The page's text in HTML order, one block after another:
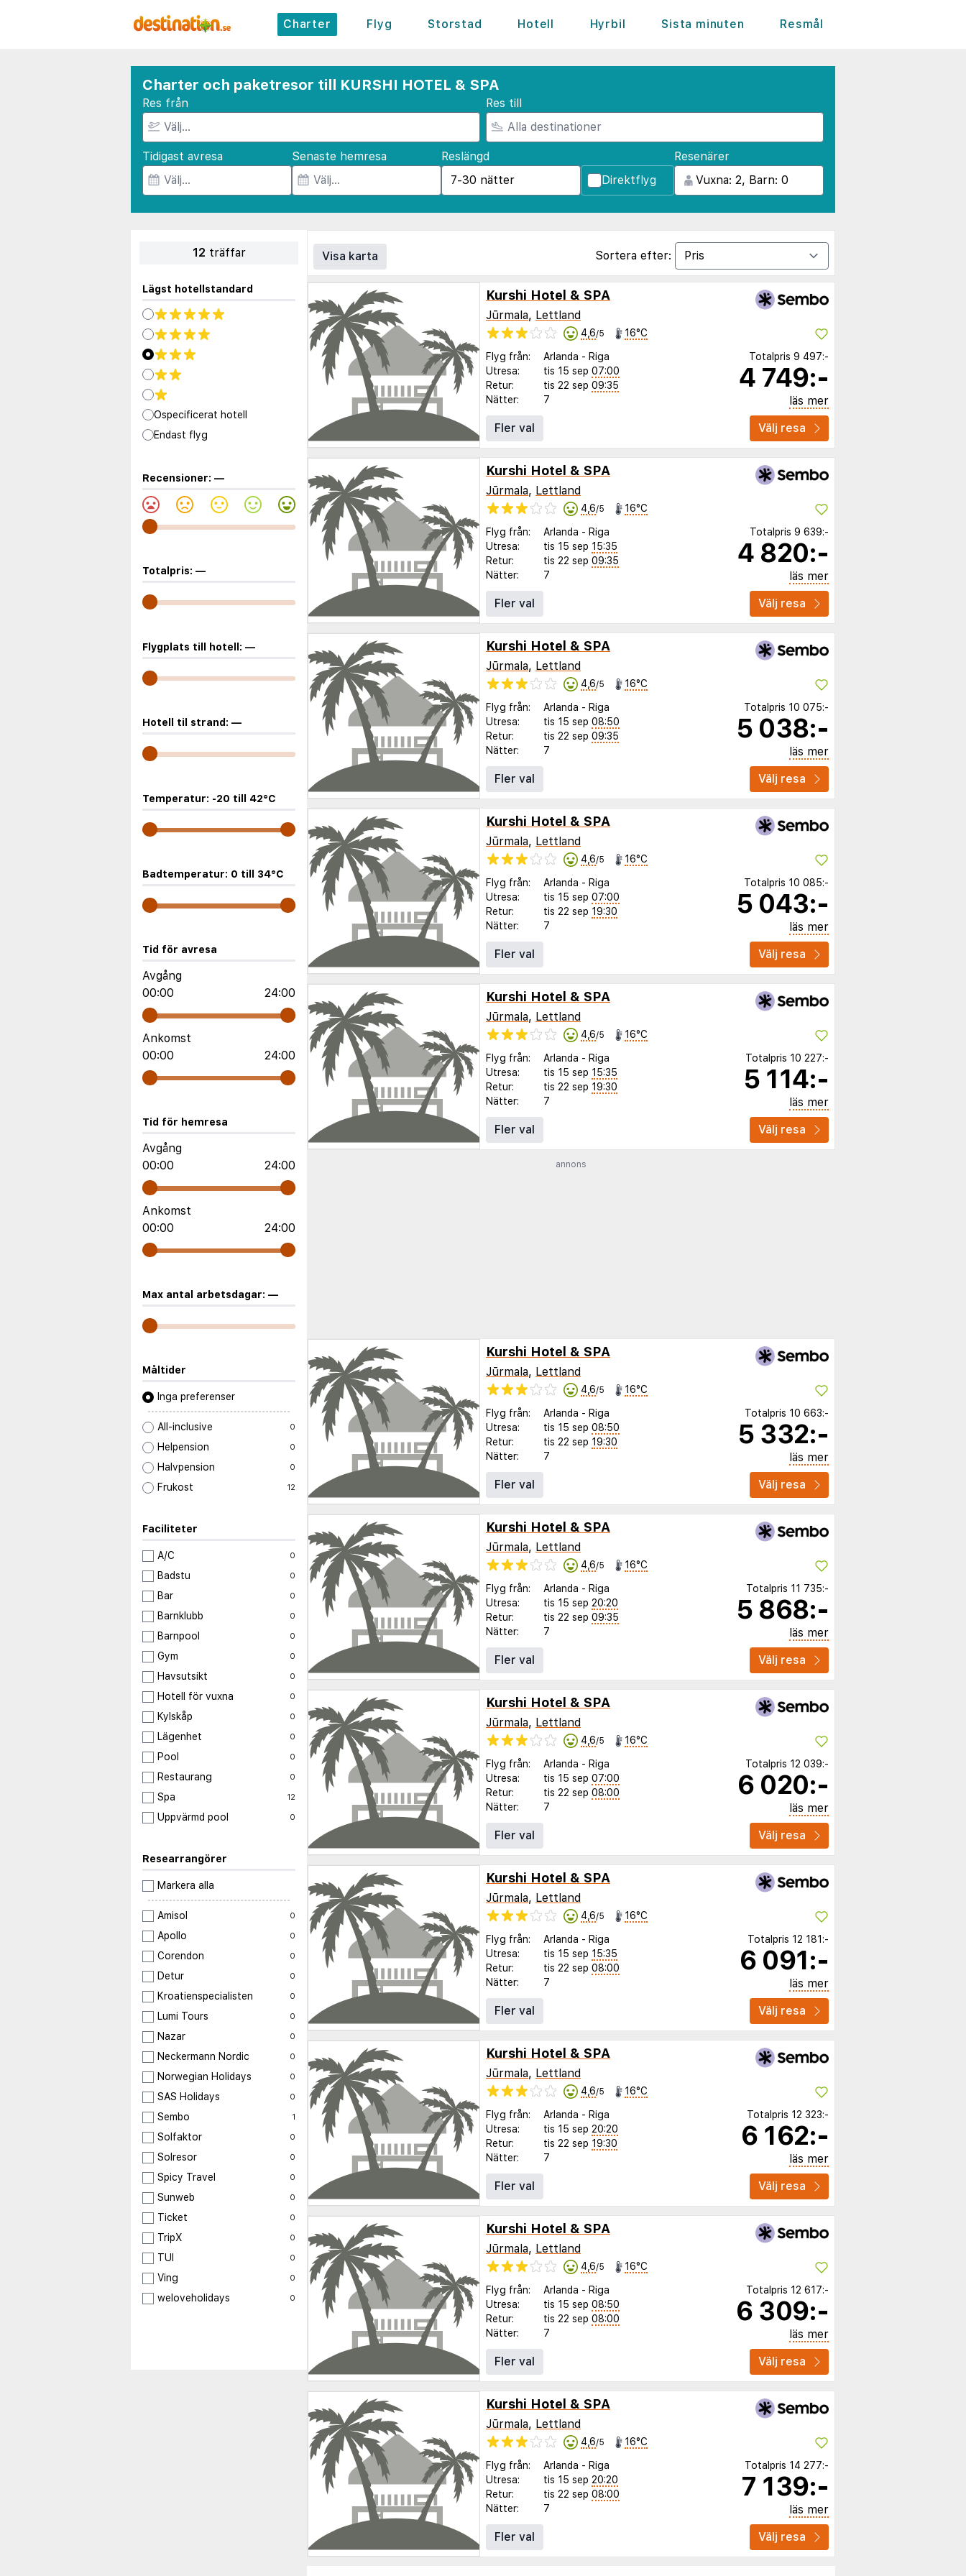
Charter Flyg Storstad Hotell Hyrbil Sista minuten Resmål
Charter och paketresor till KURSHI HOTEL & SPA
Res från Res till
Tidigast avresa Senaste hemresa
Reslängd
Direktflyg
Resenärer
12 träffar
Lägst hotellstandard
Ospecificerat hotell
Endast flyg
Recensioner: —
Totalpris: —
Flygplats till hotell: —
Hotell til strand: —
Temperatur: -20 till 42°C
Badtemperatur: 0 till 34°C
Tid för avresa
Avgång
00:00
24:00
Ankomst
00:00
24:00
Tid för hemresa
Avgång
00:00
24:00
Ankomst
00:00
24:00
Max antal arbetsdagar: —
Måltider
Inga preferenser
All-inclusive 0
Helpension 0
Halvpension 0
Frukost 12
Faciliteter
A/C 0
Badstu 0
Bar 0
Barnklubb 0
Barnpool 0
Gym 0
Havsutsikt 0
Hotell för vuxna 0
Kylskåp 0
Lägenhet 0
Pool 0
Restaurang 0
Spa 12
Uppvärmd pool 0
Researrangörer
Markera alla
Amisol 0
Apollo 0
Corendon 0
Detur 0
Kroatienspecialisten 0
Lumi Tours 0
Nazar 0
Neckermann Nordic 0
Norwegian Holidays 0
SAS Holidays 0
Sembo 1
Solfaktor 0
Solresor 0
Spicy Travel 0
Sunweb 0
Ticket 0
TripX 0
TUI 0
Ving 0
weloveholidays 0
Visa karta Sortera efter:
Kurshi Hotel & SPA
Jūrmala, Lettland
4,6/5 16°C
Flyg från: Arlanda - Riga
Utresa:
tis 15 sep 07:00
Retur:
tis 22 sep 09:35
Nätter:
7
Totalpris 9 497:-
4 749:-
läs mer
Fler val
Välj resa
Kurshi Hotel & SPA
Jūrmala, Lettland
4,6/5 16°C
Flyg från: Arlanda - Riga
Utresa:
tis 15 sep 15:35
Retur:
tis 22 sep 09:35
Nätter:
7
Totalpris 9 639:-
4 820:-
läs mer
Fler val
Välj resa
Kurshi Hotel & SPA
Jūrmala, Lettland
4,6/5 16°C
Flyg från: Arlanda - Riga
Utresa:
tis 15 sep 08:50
Retur:
tis 22 sep 09:35
Nätter:
7
Totalpris 10 075:-
5 038:-
läs mer
Fler val
Välj resa
Kurshi Hotel & SPA
Jūrmala, Lettland
4,6/5 16°C
Flyg från: Arlanda - Riga
Utresa:
tis 15 sep 07:00
Retur:
tis 22 sep 19:30
Nätter:
7
Totalpris 10 085:-
5 043:-
läs mer
Fler val
Välj resa
Kurshi Hotel & SPA
Jūrmala, Lettland
4,6/5 16°C
Flyg från: Arlanda - Riga
Utresa:
tis 15 sep 15:35
Retur:
tis 22 sep 19:30
Nätter:
7
Totalpris 10 227:-
5 114:-
läs mer
Fler val
Välj resa
annons
Kurshi Hotel & SPA
Jūrmala, Lettland
4,6/5 16°C
Flyg från: Arlanda - Riga
Utresa:
tis 15 sep 08:50
Retur:
tis 22 sep 19:30
Nätter:
7
Totalpris 10 663:-
5 332:-
läs mer
Fler val
Välj resa
Kurshi Hotel & SPA
Jūrmala, Lettland
4,6/5 16°C
Flyg från: Arlanda - Riga
Utresa:
tis 15 sep 20:20
Retur:
tis 22 sep 09:35
Nätter:
7
Totalpris 11 735:-
5 868:-
läs mer
Fler val
Välj resa
Kurshi Hotel & SPA
Jūrmala, Lettland
4,6/5 16°C
Flyg från: Arlanda - Riga
Utresa:
tis 15 sep 07:00
Retur:
tis 22 sep 08:00
Nätter:
7
Totalpris 12 039:-
6 020:-
läs mer
Fler val
Välj resa
Kurshi Hotel & SPA
Jūrmala, Lettland
4,6/5 16°C
Flyg från: Arlanda - Riga
Utresa:
tis 15 sep 15:35
Retur:
tis 22 sep 08:00
Nätter:
7
Totalpris 12 181:-
6 091:-
läs mer
Fler val
Välj resa
Kurshi Hotel & SPA
Jūrmala, Lettland
4,6/5 16°C
Flyg från: Arlanda - Riga
Utresa:
tis 15 sep 20:20
Retur:
tis 22 sep 19:30
Nätter:
7
Totalpris 12 323:-
6 162:-
läs mer
Fler val
Välj resa
Kurshi Hotel & SPA
Jūrmala, Lettland
4,6/5 16°C
Flyg från: Arlanda - Riga
Utresa:
tis 15 sep 08:50
Retur:
tis 22 sep 08:00
Nätter:
7
Totalpris 12 617:-
6 309:-
läs mer
Fler val
Välj resa
Kurshi Hotel & SPA
Jūrmala, Lettland
4,6/5 16°C
Flyg från: Arlanda - Riga
Utresa:
tis 15 sep 20:20
Retur:
tis 22 sep 08:00
Nätter:
7
Totalpris 14 277:-
7 139:-
läs mer
Fler val
Välj resa